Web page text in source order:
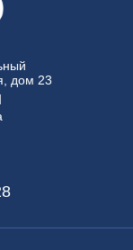
дом 23